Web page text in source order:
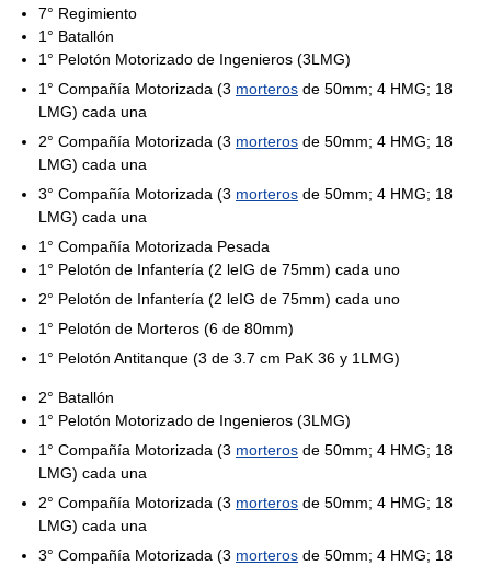
7° Regimiento
1° Batallón
1° Pelotón Motorizado de Ingenieros (3LMG)
1° Compañía Motorizada (3 morteros de 50mm; 4 HMG; 18
LMG) cada una
2° Compañía Motorizada (3 morteros de 50mm; 4 HMG; 18
LMG) cada una
3° Compañía Motorizada (3 morteros de 50mm; 4 HMG; 18
LMG) cada una
1° Compañía Motorizada Pesada
1° Pelotón de Infantería (2 leIG de 75mm) cada uno
2° Pelotón de Infantería (2 leIG de 75mm) cada uno
1° Pelotón de Morteros (6 de 80mm)
1° Pelotón Antitanque (3 de 3.7 cm PaK 36 y 1LMG)
2° Batallón
1° Pelotón Motorizado de Ingenieros (3LMG)
1° Compañía Motorizada (3 morteros de 50mm; 4 HMG; 18
LMG) cada una
2° Compañía Motorizada (3 morteros de 50mm; 4 HMG; 18
LMG) cada una
3° Compañía Motorizada (3 morteros de 50mm; 4 HMG; 18